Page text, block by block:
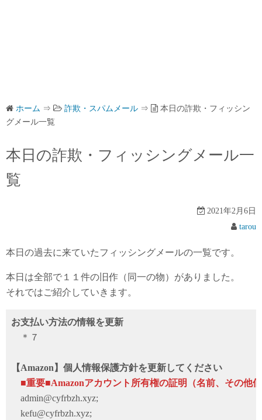
ホーム ⇒ 詐欺・スパムメール ⇒
本日の詐欺・フィッシン
グメール一覧
本日の詐欺・フィッシングメール一
覧
2021年2月6日
tarou
本日の過去に来ていたフィッシングメールの一覧です。
本日は全部で１１件の旧作（同一の物）がありました。
それではご紹介していきます。
お支払い方法の情報を更新
＊７
【Amazon】個人情報保護方針を更新してください
■重要■Amazonアカウント所有権の証明（名前、その他
admin@cyfrbzh.xyz;
kefu@cyfrbzh.xyz;